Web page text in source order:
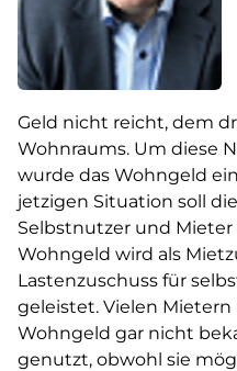
Geld nicht reicht, dem
Wohnraums. Um diese
wurde das Wohngeld
jetzigen Situation soll
Selbstnutzer und Mieter
Wohngeld wird als
Lastenzuschuss für
geleistet. Vielen
Wohngeld gar nicht
genutzt, obwohl sie